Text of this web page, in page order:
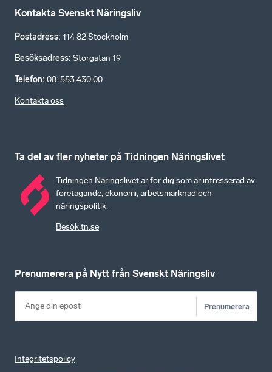
Kontakta Svenskt Näringsliv
Postadress: 114 82 Stockholm
Besöksadress: Storgatan 19
Telefon: 08-553 430 00
Kontakta oss
Ta del av fler nyheter på Tidningen Näringslivet
Tidningen Näringslivet är för dig som är intresserad av
företagande, ekonomi, arbetsmarknad och
näringspolitik.
Besök tn.se
Prenumerera på Nytt från Svenskt Näringsliv
Prenumerera
Integritetspolicy